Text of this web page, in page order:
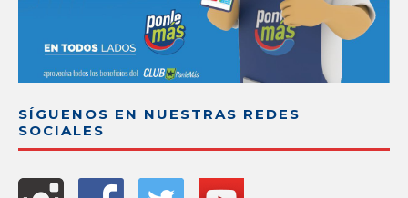
SÍGUENOS EN NUESTRAS REDES
SOCIALES